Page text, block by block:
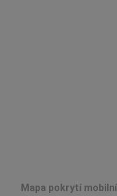
Mapa pokrytí mobilní